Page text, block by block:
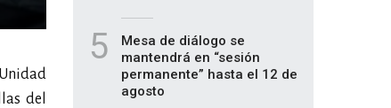
del
5
Mesa de diálogo se
mantendrá en “sesión
permanente” hasta el 12 de
agosto